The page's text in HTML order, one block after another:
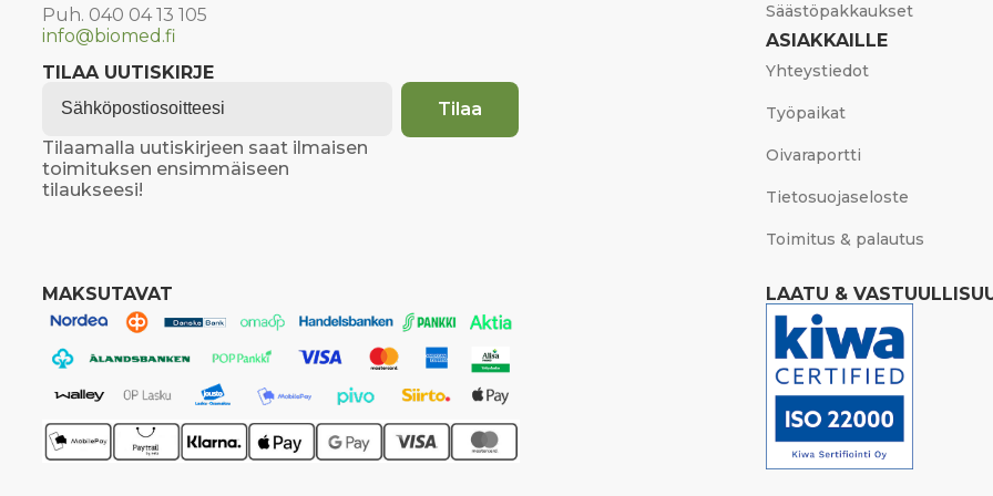
Puh. 040 04 13 105
info@biomed.fi
TILAA UUTISKIRJE
Tilaa
Tilaamalla uutiskirjeen saat ilmaisen
toimituksen ensimmäiseen
tilaukseesi!
Säästöpakkaukset
ASIAKKAILLE
Yhteystiedot
Työpaikat
Oivaraportti
Tietosuojaseloste
Toimitus & palautus
MAKSUTAVAT LAATU &